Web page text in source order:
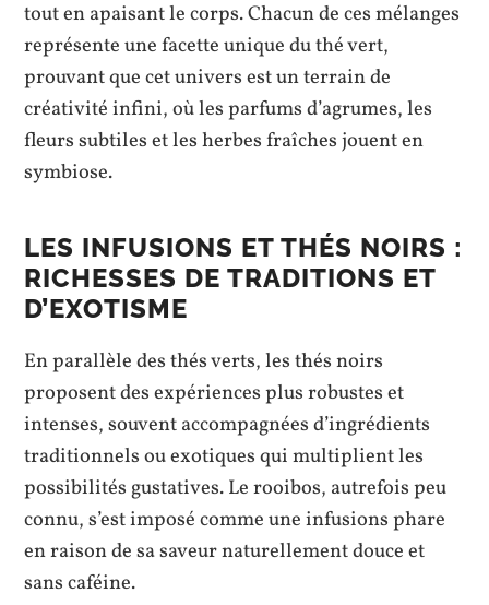
tout en apaisant le corps. Chacun de ces mélanges
représente une facette unique du thé vert,
prouvant que cet univers est un terrain de
créativité infini, où les parfums d’agrumes, les
fleurs subtiles et les herbes fraîches jouent en
symbiose.
LES INFUSIONS ET THÉS NOIRS :
RICHESSES DE TRADITIONS ET
D’EXOTISME
En parallèle des thés verts, les thés noirs
proposent des expériences plus robustes et
intenses, souvent accompagnées d’ingrédients
traditionnels ou exotiques qui multiplient les
possibilités gustatives. Le rooibos, autrefois peu
connu, s’est imposé comme une infusions phare
en raison de sa saveur naturellement douce et
sans caféine.